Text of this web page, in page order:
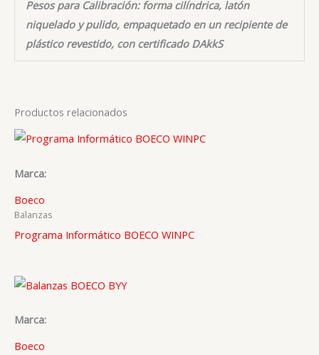
Pesos para Calibración: forma cilíndrica, latón
niquelado y pulido, empaquetado en un recipiente de
plástico revestido, con certificado DAkkS
Productos relacionados
Marca:
Boeco
Balanzas
Programa Informático BOECO WINPC
Marca:
Boeco